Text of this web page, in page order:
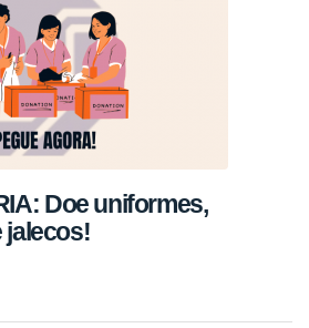
Doe uniformes,
jalecos!